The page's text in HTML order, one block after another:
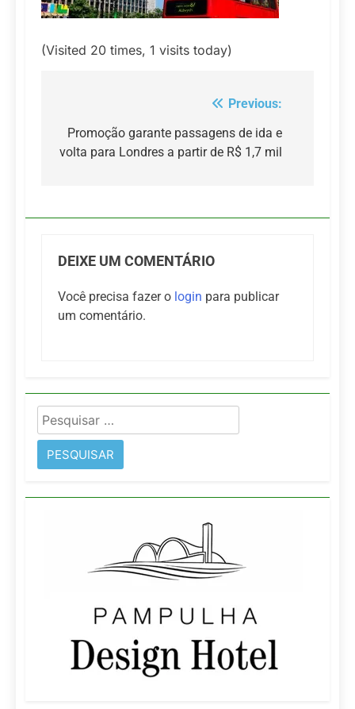
(Visited 20 times, 1 visits today)
de
Post
Previous:
Promoção garante passagens de ida e
volta para Londres a partir de R$ 1,7 mil
DEIXE UM COMENTÁRIO
Você precisa fazer o login para publicar
um comentário.
Pesquisar
por: